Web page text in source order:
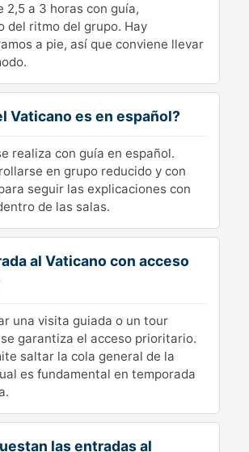
2,5 a 3 horas con guía,
del ritmo del grupo. Hay
a pie, así que conviene llevar
Vaticano es en español?
realiza con guía en español.
en grupo reducido y con
seguir las explicaciones con
de las salas.
al Vaticano con acceso
una visita guiada o un tour
garantiza el acceso prioritario.
saltar la cola general de la
es fundamental en temporada
las entradas al